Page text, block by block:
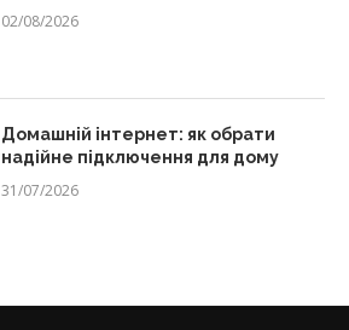
02/08/2026
Домашній інтернет: як обрати
надійне підключення для дому
31/07/2026